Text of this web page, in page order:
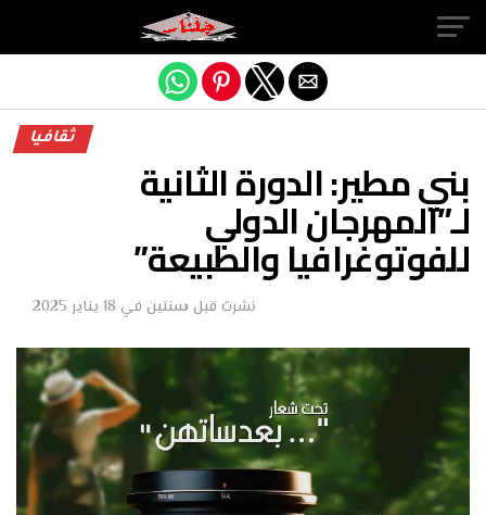
ثقافيا
بني مطير: الدورة الثانية
لـ”المهرجان الدولي
للفوتوغرافيا والطبيعة”
نشرت قبل سنتين في 18 يناير 2025
Exit mobile version